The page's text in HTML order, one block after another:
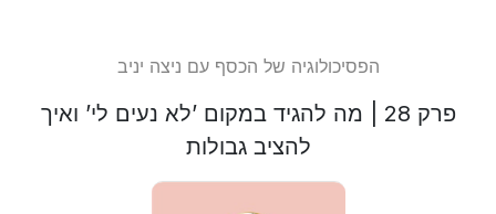
הפסיכולוגיה של הכסף עם ניצה יניב
פרק 28 | מה להגיד במקום ’לא נעים לי’ ואיך
להציב גבולות